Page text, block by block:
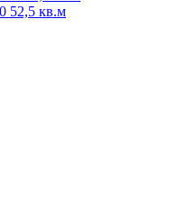
52,5 кв.м